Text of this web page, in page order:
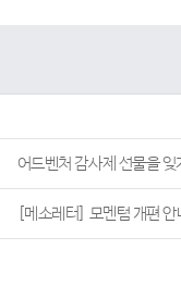
어드벤처 감사제 선물을
[메소레터] 모멘텀 개편 안